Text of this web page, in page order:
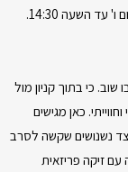
המקום כשר, פתוח בימים א'-ה' בשעות 08:00-20:00. ביום ו' עד השעה 14:30.
כי בתוך קניון מול
כאן מגישים
נשנושים שקשה לסרב
עם זיקה פריזאית